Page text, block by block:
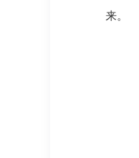
来。